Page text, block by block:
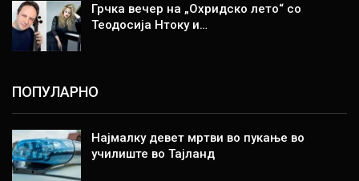
Грчка вечер на „Охридско лето“ со
Теодосија Нтоку и…
ПОПУЛАРНО
Најмалку девет мртви во пукање во
училиште во Тајланд